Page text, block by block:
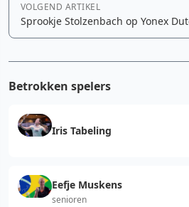
VOLGEND ARTIKEL
Sprookje Stolzenbach op Yonex
Betrokken spelers
Iris Tabeling
Eefje Muskens
senioren